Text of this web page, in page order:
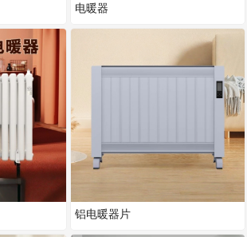
电暖器
铝电暖器片